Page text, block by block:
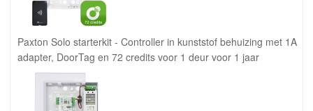
Paxton Solo starterkit - Controller in kunststof behuizing met 1A
adapter, DoorTag en 72 credits voor 1 deur voor 1 jaar